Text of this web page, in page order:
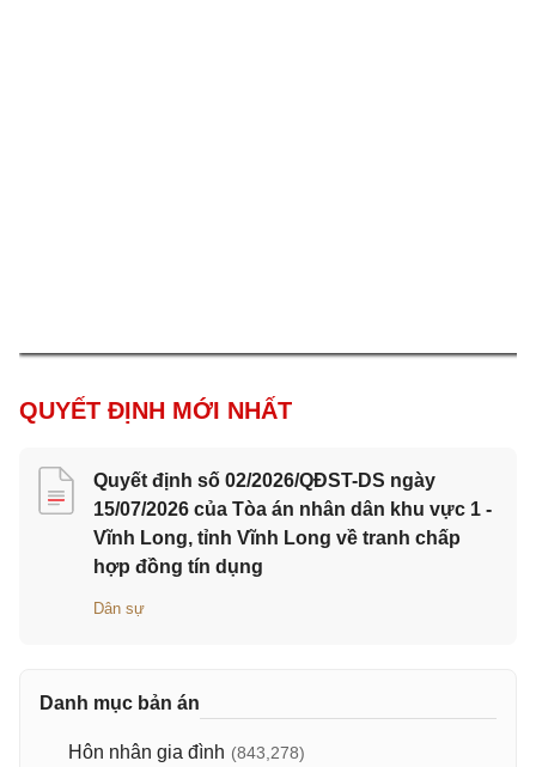
QUYẾT ĐỊNH MỚI NHẤT
Quyết định số 02/2026/QĐST-DS ngày
15/07/2026 của Tòa án nhân dân khu vực 1 -
Vĩnh Long, tỉnh Vĩnh Long về tranh chấp
hợp đồng tín dụng
Dân sự
Danh mục bản án
Hôn nhân gia đình (843,278)